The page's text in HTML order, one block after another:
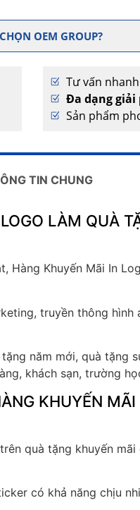
OEM GROUP?
Tư vấn
Đa dạng
Sản phẩm
TIN CHUNG
LÀM QUÀ
Khuyến Mãi In
truyền thông
năm mới, quà tặng
khách sạn, trường
KHUYẾN
quà tặng khuyến
có khả năng chịu